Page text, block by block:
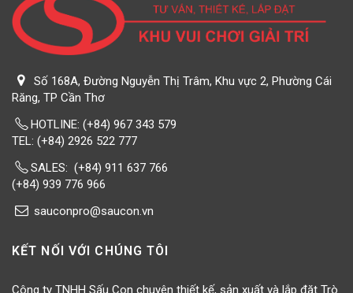
Số 168A, Đường Nguyễn Thị Trâm, Khu vực 2, Phường Cái
Răng, TP Cần Thơ
HOTLINE:(+84) 967 343 579
SALES: (+84) 911 637 766
(+84) 939 776 966
sauconpro@saucon.vn
KẾT NỐI VỚI CHÚNG TÔI
Công ty TNHH Sấu Con chuyên thiết kế, sản xuất và lắp đặt Trò